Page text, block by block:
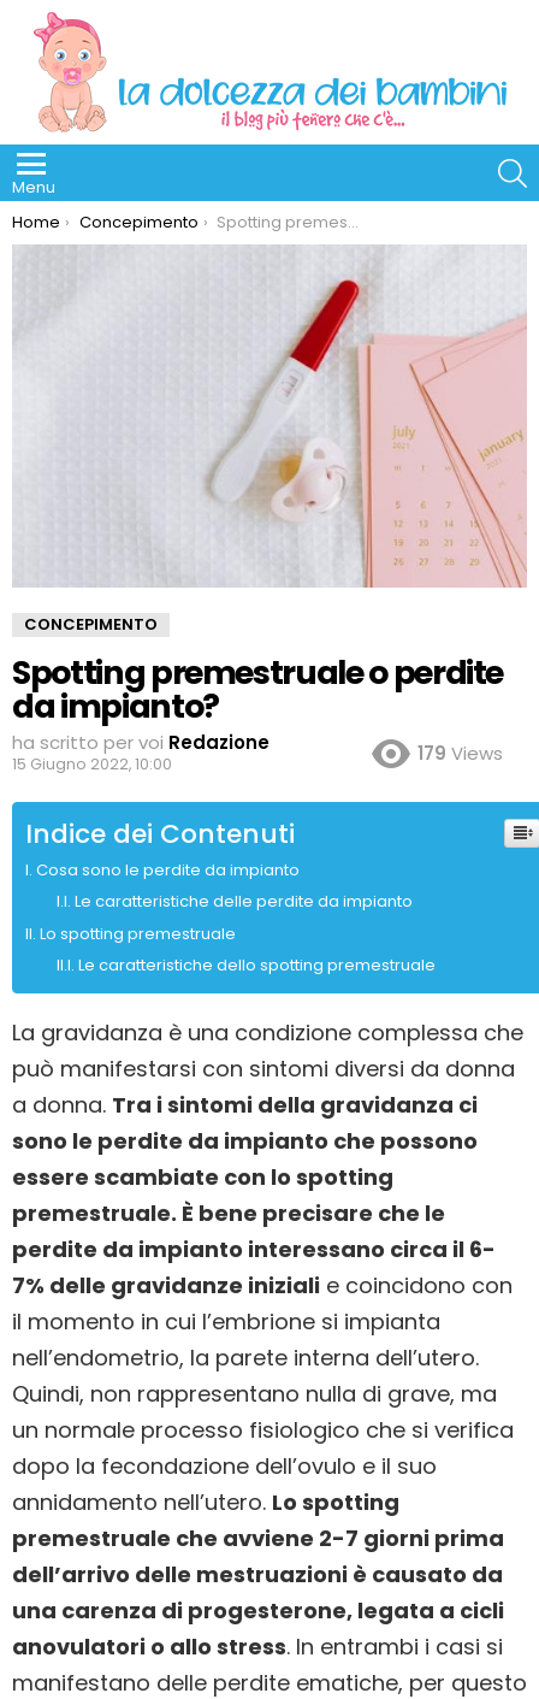
Menu
You are here:
Home Concepimento Spotting premestruale o perdite da impianto?
CONCEPIMENTO
Spotting premestruale o perdite
da impianto?
ha scritto per voi Redazione
15 Giugno 2022, 10:00 179 Views
Indice dei Contenuti
Cosa sono le perdite da impianto
Le caratteristiche delle perdite da impianto
Lo spotting premestruale
Le caratteristiche dello spotting premestruale
La gravidanza è una condizione complessa che
può manifestarsi con sintomi diversi da donna
a donna. Tra i sintomi della gravidanza ci
sono le perdite da impianto che possono
essere scambiate con lo spotting
premestruale. È bene precisare che le
perdite da impianto interessano circa il 6-
7% delle gravidanze iniziali e coincidono con
il momento in cui l’embrione si impianta
nell’endometrio, la parete interna dell’utero.
Quindi, non rappresentano nulla di grave, ma
un normale processo fisiologico che si verifica
dopo la fecondazione dell’ovulo e il suo
annidamento nell’utero. Lo spotting
premestruale che avviene 2-7 giorni prima
dell’arrivo delle mestruazioni è causato da
una carenza di progesterone, legata a cicli
anovulatori o allo stress. In entrambi i casi si
manifestano delle perdite ematiche, per questo